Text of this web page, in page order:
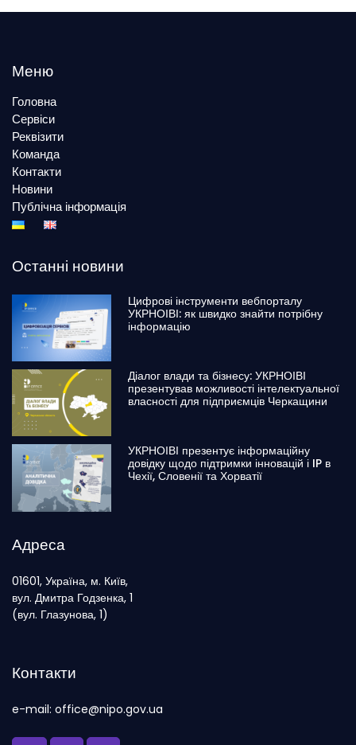
Меню
Головна
Сервіси
Реквізити
Команда
Контакти
Новини
Публічна інформація
Останні новини
Цифрові інструменти вебпорталу
УКРНОІВІ: як швидко знайти потрібну
інформацію
Діалог влади та бізнесу: УКРНОІВІ
презентував можливості інтелектуальної
власності для підприємців Черкащини
УКРНОІВІ презентує інформаційну
довідку щодо підтримки інновацій і IP в
Чехії, Словенії та Хорватії
Адреса
01601, Україна, м. Київ,
вул. Дмитра Годзенка, 1
(вул. Глазунова, 1)
Контакти
e-mail: office@nipo.gov.ua